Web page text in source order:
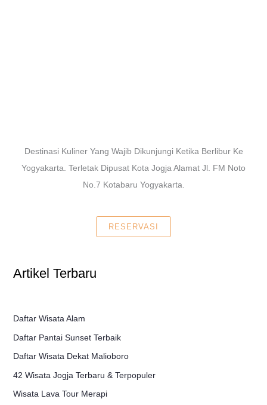
Destinasi Kuliner Yang Wajib Dikunjungi Ketika Berlibur Ke
Yogyakarta. Terletak Dipusat Kota Jogja Alamat Jl. FM Noto
No.7 Kotabaru Yogyakarta.
RESERVASI
Artikel Terbaru
Daftar Wisata Alam
Daftar Pantai Sunset Terbaik
Daftar Wisata Dekat Malioboro
42 Wisata Jogja Terbaru & Terpopuler
Wisata Lava Tour Merapi